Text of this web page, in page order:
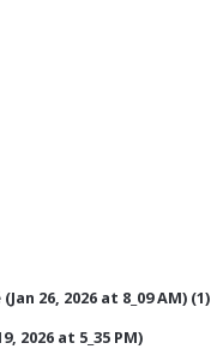
26, 2026 at 8_09 AM) (1)
2026 at 5_35 PM)